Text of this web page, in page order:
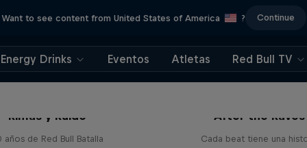
Want to see content from United States of America ? Continue
Energy Drinks Eventos Atletas Red Bull TV
Rimas y Ruido
años de Red Bull Batalla
After the Raves
Cada beat tiene una